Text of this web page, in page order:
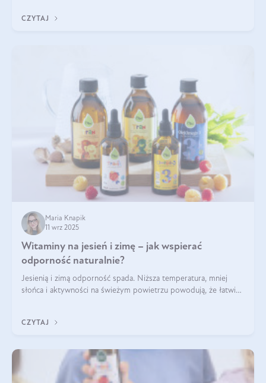
CZYTAJ
Maria Knapik
11 wrz 2025
Witaminy na jesień i zimę – jak wspierać
odporność naturalnie?
Jesienią i zimą odporność spada. Niższa temperatura, mniej
słońca i aktywności na świeżym powietrzu powodują, że łatwiej
suplementować jesienią i zimą?
CZYTAJ